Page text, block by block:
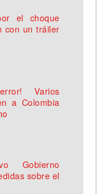
el choque
con un tráiler
Varios
a Colombia
Gobierno
sobre el